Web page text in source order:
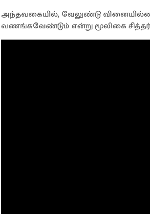
அந்தவகையில், வேலுண்டு
வணங்கவேண்டும் என்று மூலிகை சித்தர்